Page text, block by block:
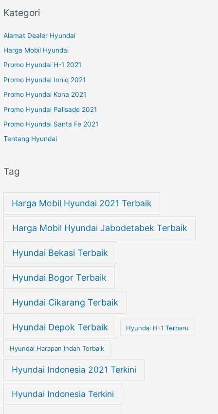
Kategori
Alamat Dealer Hyundai
Harga Mobil Hyundai
Promo Hyundai H-1 2021
Promo Hyundai Ioniq 2021
Promo Hyundai Kona 2021
Promo Hyundai Palisade 2021
Promo Hyundai Santa Fe 2021
Tentang Hyundai
Tag
Harga Mobil Hyundai 2021 Terbaik
Harga Mobil Hyundai Jabodetabek Terbaik
Hyundai Bekasi Terbaik
Hyundai Bogor Terbaik
Hyundai Cikarang Terbaik
Hyundai Depok Terbaik Hyundai H-1 Terbaru
Hyundai Harapan Indah Terbaik
Hyundai Indonesia 2021 Terkini
Hyundai Indonesia Terkini